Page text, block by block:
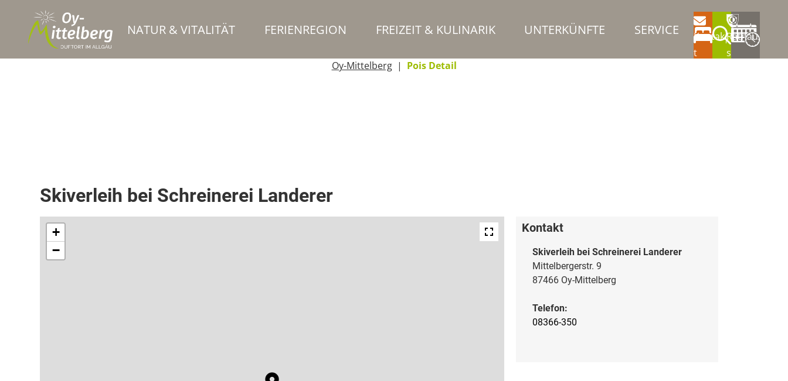
NATUR & VITALITÄT FERIENREGION FREIZEIT & KULINARIK UNTERKÜNFTE SERVICE
Kontak
t
Rathau
s
Oy-Mittelberg
Pois Detail
Skiverleih bei Schreinerei Landerer
Kontakt
Skiverleih bei Schreinerei Landerer
Mittelbergerstr. 9
87466 Oy-Mittelberg
Telefon:
08366-350